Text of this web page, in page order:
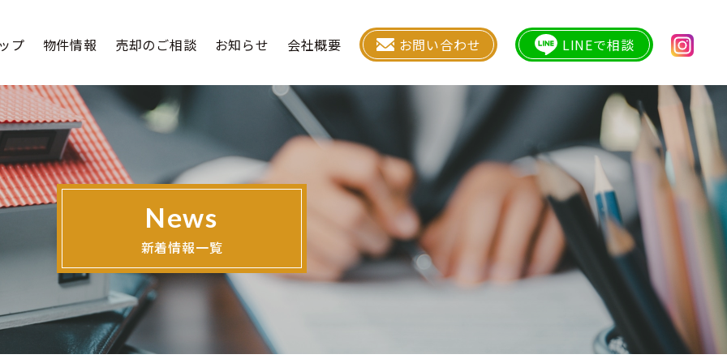
プ 物件情報 売却のご相談 お知らせ 会社概要 お問い合わせ LINEで相談
News
新着情報一覧